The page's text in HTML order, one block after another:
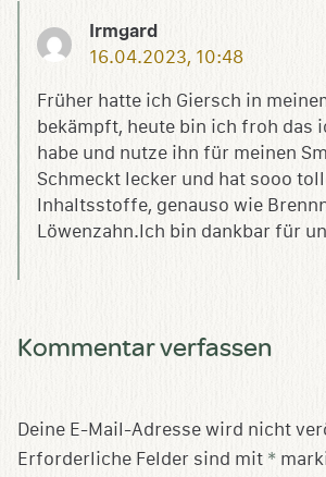
Irmgard
16.04.2023, 10:48
Früher hatte ich Giersch in
bekämpft, heute bin ich froh das
habe und nutze ihn für meinen
Schmeckt lecker und hat sooo
Inhaltsstoffe, genauso wie
Löwenzahn.Ich bin dankbar für
Kommentar verfassen
Deine E-Mail-Adresse wird nicht
Erforderliche Felder sind mit *